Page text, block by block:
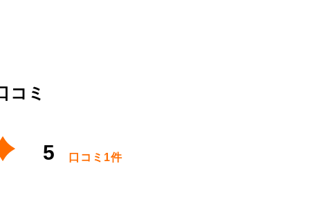
コミ
5 口コミ 1件